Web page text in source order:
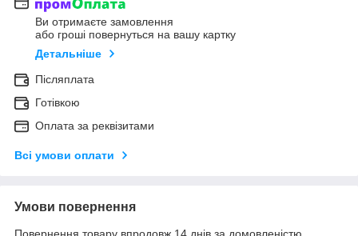
Ви отримаєте замовлення
або гроші повернуться на вашу картку
Детальніше
Післяплата
Готівкою
Оплата за реквізитами
Всі умови оплати
Умови повернення